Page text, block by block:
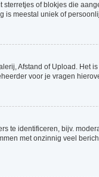
of blokjes die
is meestal uniek of
Afstand of Upload. Het
voor je vragen
te identificeren, bijv.
met onzinnig veel